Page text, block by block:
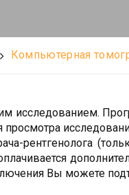
Компьютерная
исследованием.
рентгенолога
Вы можете